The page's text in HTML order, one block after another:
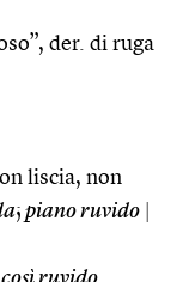
der. di ruga
liscia, non
; piano ruvido